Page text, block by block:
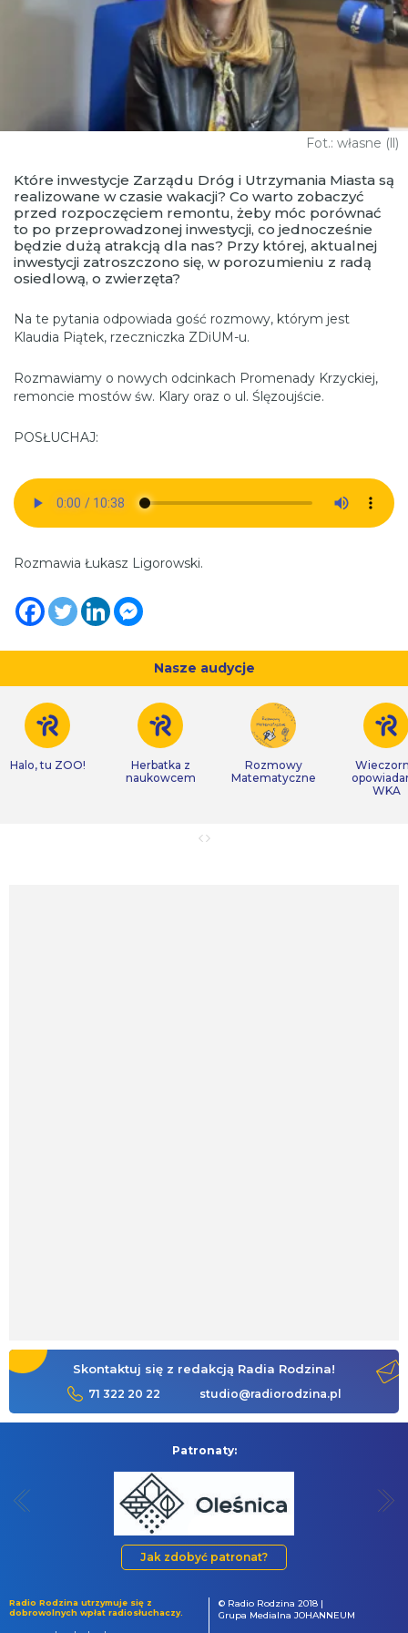
Fot.: własne (ll)
Które inwestycje Zarządu Dróg i Utrzymania Miasta są
realizowane w czasie wakacji? Co warto zobaczyć
przed rozpoczęciem remontu, żeby móc porównać
to po przeprowadzonej inwestycji, co jednocześnie
będzie dużą atrakcją dla nas? Przy której, aktualnej
inwestycji zatroszczono się, w porozumieniu z radą
osiedlową, o zwierzęta?
Na te pytania odpowiada gość rozmowy, którym jest
Klaudia Piątek, rzeczniczka ZDiUM-u.
Rozmawiamy o nowych odcinkach Promenady Krzyckiej,
remoncie mostów św. Klary oraz o ul. Ślęzoujście.
POSŁUCHAJ:
Rozmawia Łukasz Ligorowski.
Nasze audycje
Halo, tu ZOO!
Herbatka z
naukowcem
Rozmowy
Matematyczne
WKA
Skontaktuj się z redakcją Radia Rodzina!
71 322 20 22 studio@radiorodzina.pl
Patronaty:
Jak zdobyć patronat?
Radio Rodzina utrzymuje się z
dobrowolnych wpłat radiosłuchaczy.
© Radio Rodzina 2018 |
Grupa Medialna JOHANNEUM